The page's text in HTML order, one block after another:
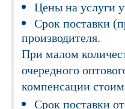
Цены на услуги
Срок поставки
производителя.
При малом
очередного
компенсации
Срок поставки